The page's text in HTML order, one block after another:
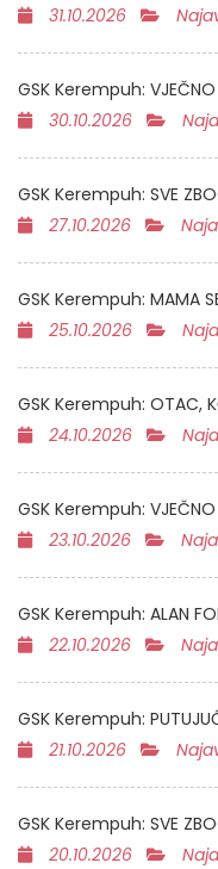
31.10.2026
GSK Kerempuh: VJEČNO
30.10.2026
GSK Kerempuh: SVE
27.10.2026
GSK Kerempuh: MAMA
25.10.2026
GSK Kerempuh: OTAC,
24.10.2026
GSK Kerempuh: VJEČNO
23.10.2026
GSK Kerempuh: ALAN
22.10.2026
GSK Kerempuh:
21.10.2026
GSK Kerempuh: SVE
20.10.2026